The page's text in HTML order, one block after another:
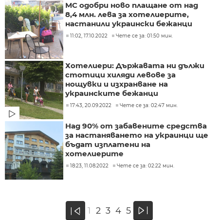
МС одобри ново плащане от над
8,4 млн. лева за хотелиерите,
настанили украински бежанци
11:02, 17.10.2022 Чете се за: 01:50 мин.
Хотелиери: Държавата ни дължи
стотици хиляди левове за
нощувки и изхранване на
украинските бежанци
17:43, 20.09.2022 Чете се за: 02:47 мин.
Над 90% от забавените средства
за настаняването на украинци ще
бъдат изплатени на
хотелиерите
18:23, 11.08.2022 Чете се за: 02:22 мин.
« 1 2 3 4 5 »